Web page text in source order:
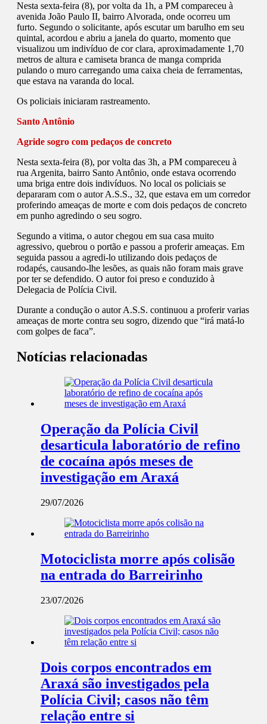
Nesta sexta-feira (8), por volta da 1h, a PM compareceu à
avenida João Paulo II, bairro Alvorada, onde ocorreu um
furto. Segundo o solicitante, após escutar um barulho em seu
quintal, acordou e abriu a janela do quarto, momento que
visualizou um indivíduo de cor clara, aproximadamente 1,70
metros de altura e camiseta branca de manga comprida
pulando o muro carregando uma caixa cheia de ferramentas,
que estava na varanda do local.
Os policiais iniciaram rastreamento.
Santo Antônio
Agride sogro com pedaços de concreto
Nesta sexta-feira (8), por volta das 3h, a PM compareceu à
rua Argenita, bairro Santo Antônio, onde estava ocorrendo
uma briga entre dois indivíduos. No local os policiais se
depararam com o autor A.S.S., 32, que estava em um corredor
proferindo ameaças de morte e com dois pedaços de concreto
em punho agredindo o seu sogro.
Segundo a vitima, o autor chegou em sua casa muito
agressivo, quebrou o portão e passou a proferir ameaças. Em
seguida passou a agredi-lo utilizando dois pedaços de
rodapés, causando-lhe lesões, as quais não foram mais grave
por ter se defendido. O autor foi preso e conduzido à
Delegacia de Polícia Civil.
Durante a condução o autor A.S.S. continuou a proferir varias
ameaças de morte contra seu sogro, dizendo que “irá matá-lo
com golpes de faca”.
Notícias relacionadas
Operação da Polícia Civil
desarticula laboratório de refino
de cocaína após meses de
investigação em Araxá
29/07/2026
Motociclista morre após colisão
na entrada do Barreirinho
23/07/2026
Dois corpos encontrados em
Araxá são investigados pela
Polícia Civil; casos não têm
relação entre si